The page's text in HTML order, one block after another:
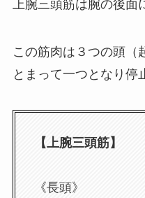
上腕三頭筋は腕の後面
この筋肉は３つの頭（
とまって一つとなり停
【上腕三頭筋】
《長頭》